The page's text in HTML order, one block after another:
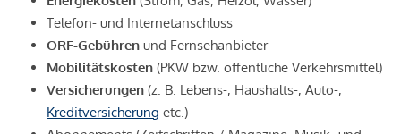
Telefon- und Internetanschluss
ORF-Gebühren und Fernsehanbieter
Mobilitätskosten (PKW bzw. öffentliche Verkehrsmittel)
Versicherungen (z. B. Lebens-, Haushalts-, Auto-,
Kreditversicherung etc.)